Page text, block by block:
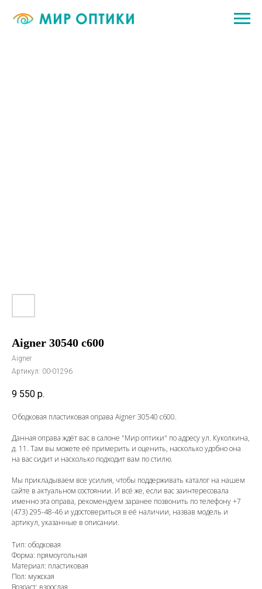
Aigner 30540 с600
Aigner
Артикул: 00-01296
9 550 р.
Ободковая пластиковая оправа Aigner 30540 с600.
Данная оправа ждёт вас в салоне "Мир оптики" по адресу ул. Куколкина,
д. 11. Там вы можете её примерить и оценить, насколько удобно она
на вас сидит и насколько подходит вам по стилю.
Мы прикладываем все усилия, чтобы поддерживать каталог на нашем
сайте в актуальном состоянии. И всё же, если вас заинтересовала
именно эта оправа, рекомендуем заранее позвонить по телефону+7
(473) 295-48-46 и удостовериться в её наличии, назвав модель и
артикул, указанные в описании.
Тип: ободковая
Форма: прямоугольная
Материал: пластиковая
Пол: мужская